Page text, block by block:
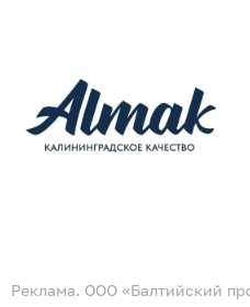
Реклама. ООО «Балтийский